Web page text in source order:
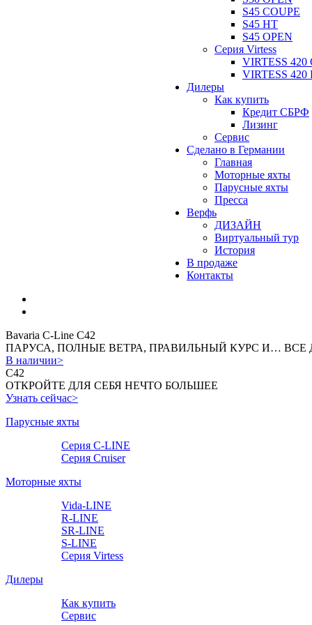
S45 COUPE
S45 HT
S45 OPEN
Серия Virtess
VIRTESS 420
VIRTESS 420
Дилеры
Как купить
Кредит СБРФ
Лизинг
Сервис
Сделано в Германии
Главная
Моторные яхты
Парусные яхты
Пресса
Верфь
ДИЗАЙН
Виртуальный тур
История
В продаже
Контакты
Bavaria С-Line C42
ПАРУСА, ПОЛНЫЕ ВЕТРА, ПРАВИЛЬНЫЙ КУРС И… ВСЕ
В наличии>
С42
ОТКРОЙТЕ ДЛЯ СЕБЯ НЕЧТО БОЛЬШЕЕ
Узнать сейчас>
Парусные яхты
Серия C-LINE
Серия Cruiser
Моторные яхты
Vida-LINE
R-LINE
SR-LINE
S-LINE
Серия Virtess
Дилеры
Как купить
Сервис